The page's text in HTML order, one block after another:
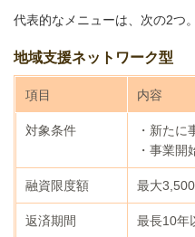
代表的なメニューは、次の2つ。
地域支援ネットワーク型
項目 内容
対象条件
・新たに
・事業開
融資限度額 最大
返済期間 最長10年